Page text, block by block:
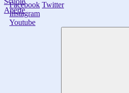
Facebook Twitter
Instagram
Youtube